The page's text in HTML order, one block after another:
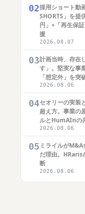
02採用ショート動
SHORTS」を提
円」×「再生保
援
2026.08.07
03計画当時、存在
す」。堅実な事
「想定外」を
2026.08.06
04セオリーの実装
超え方。事業の
ルとHumAInの
2026.08.06
05 ミライルが
だ理由。HRaris
断
2026.08.06